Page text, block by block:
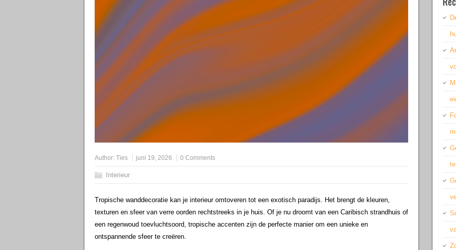
Author: Ties juni 19, 2026 0 Comments
Interieur
Tropische wanddecoratie kan je interieur omtoveren tot een exotisch paradijs. Het brengt de kleuren,
texturen en sfeer van verre oorden rechtstreeks in je huis. Of je nu droomt van een Caribisch strandhuis of
een regenwoud toevluchtsoord, tropische accenten zijn de perfecte manier om een unieke en
ontspannende sfeer te creëren.